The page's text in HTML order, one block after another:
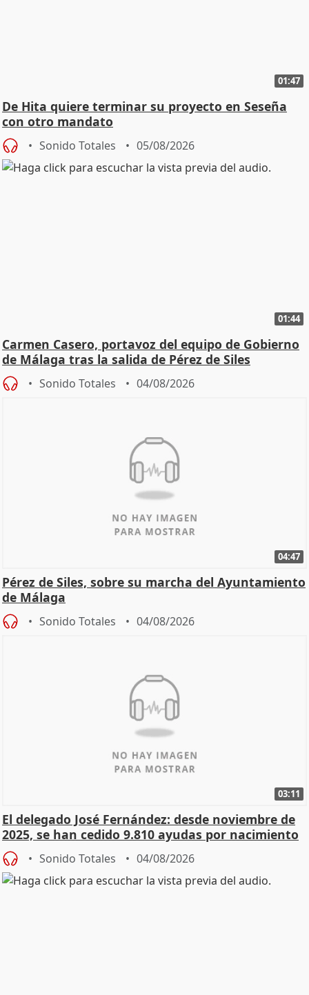
01:47
De Hita quiere terminar su proyecto en Seseña
con otro mandato
Sonido Totales 05/08/2026
01:44
Carmen Casero, portavoz del equipo de Gobierno
de Málaga tras la salida de Pérez de Siles
Sonido Totales 04/08/2026
04:47
Pérez de Siles, sobre su marcha del Ayuntamiento
de Málaga
Sonido Totales 04/08/2026
03:11
El delegado José Fernández: desde noviembre de
2025, se han cedido 9.810 ayudas por nacimiento
Sonido Totales 04/08/2026